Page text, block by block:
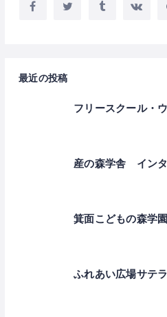
最近の投稿
フリースクール・
産の森学舎 イン
箕面こどもの森学
ふれあい広場サテ